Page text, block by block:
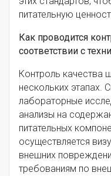
питательную
Как проводится
соответствии с
Контроль качества
нескольких этапах.
лабораторные
анализы на
питательных
осуществляется
внешних
требованиям по